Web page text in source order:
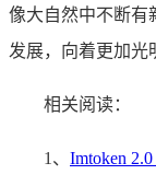
像大自然中不断有
发展，向着更加光
相关阅读：
1、 Imtoken